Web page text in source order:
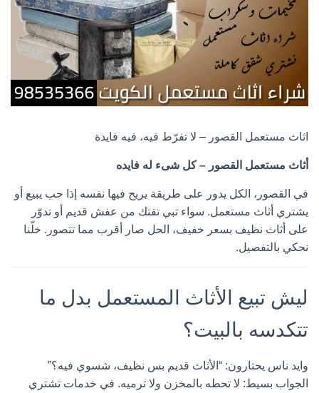
ل
اثاث مستعمل القصور – لا تفرّط فيه، فيه فايدة
أثاث مستعمل القصور – كل شىء له فايده
في القصور، الكل يدور على طريقة يريح فيها نفسه إذا حب يبيع أو
يشتري أثاث مستعمل. سواء تبي تفتك من عفش قديم أو تدوّر
على أثاث نظيف بسعر خفيف، الحل صار أقرب مما تتصور. خلّنا
نحكي بالتفصيل.
ليش تبيع الأثاث المستعمل بدل ما
تتكدسه بالبيت؟
وايد ناس يحتارون: “الأثاث قديم بس نظيف، شسوي فيه؟”
الجواب بسيط: لا تحطه بالمخزن ولا ترميه. في خدمات تشتري